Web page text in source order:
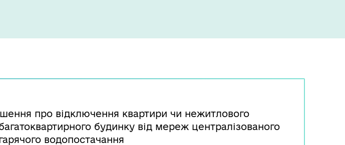
про відключення квартири чи нежитлового
будинку від мереж централізованого
водопостачання